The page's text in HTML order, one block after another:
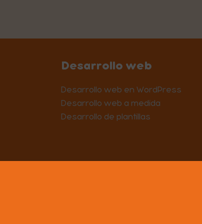
Desarrollo web
Desarrollo web en WordPress
Desarrollo web a medida
Desarrollo de plantillas